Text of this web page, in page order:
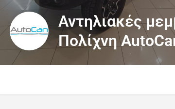
Αντηλιακές
Πολίχνη